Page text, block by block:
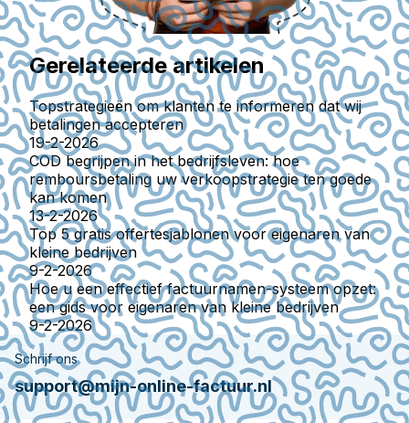
Gerelateerde artikelen
Topstrategieën om klanten te informeren dat wij
betalingen accepteren
19-2-2026
COD begrijpen in het bedrijfsleven: hoe
remboursbetaling uw verkoopstrategie ten goede
kan komen
13-2-2026
Top 5 gratis offertesjablonen voor eigenaren van
kleine bedrijven
9-2-2026
Hoe u een effectief factuurnamen-systeem opzet:
een gids voor eigenaren van kleine bedrijven
9-2-2026
Schrijf ons
support@mijn-online-factuur.nl